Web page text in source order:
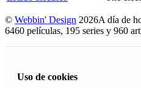
© Webbin' Design 2026A día de
6460 películas, 195 series y 960
Uso de cookies